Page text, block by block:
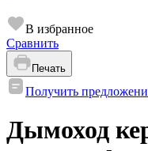
В избранное
Сравнить
Печать
Получить
Дымоход